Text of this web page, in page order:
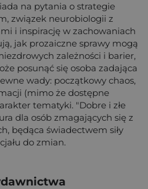
na pytania o strategie
związek neurobiologii z
i inspirację w zachowaniach
jak prozaiczne sprawy mogą
zależności i barier,
posunąć się osoba zadająca
wady: początkowy chaos,
(mimo że dostępne
tematyki. "Dobre i złe
dla osób zmagających się z
będąca świadectwem siły
do zmian.